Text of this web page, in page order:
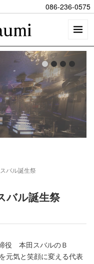
086-236-0575
ル誕生祭
ル誕生祭
役 本田スバルのＢ
元気と笑顔に変える代表